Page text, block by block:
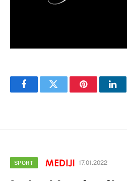
FacebookTwitter Pinterest
SPORT 17.01.2022